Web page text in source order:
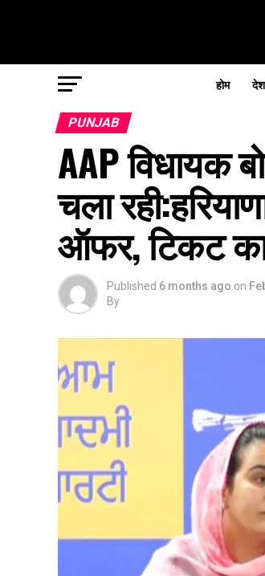
होम देश
PUNJAB
AAP विधायक
चला
ऑफर, टिकट का
Published 6 months ago on
By